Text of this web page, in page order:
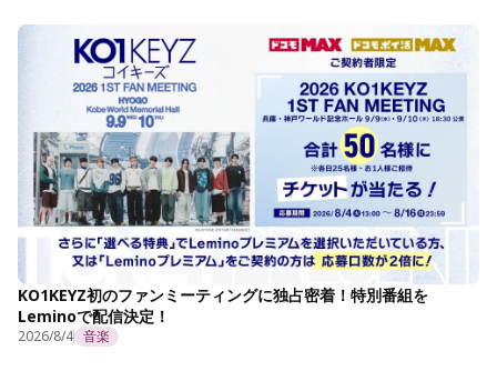
KO1KEYZ初のファンミーティングに独占密着！特別番組を
Leminoで配信決定！
2026/8/4 音楽